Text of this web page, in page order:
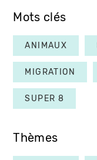
Mots clés
ANIMAUX
MIGRATION
SUPER 8
Thèmes